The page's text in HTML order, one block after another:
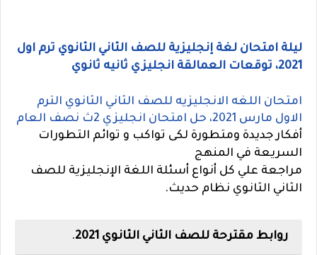
ليلة امتحان لغة إنجليزية للصف الثاني الثانوي ترم اول
2021، توقعات العمالقة انجليزي ثانيه ثانوي
امتحان اللغه الانجليزيه للصف الثاني الثانوي الترم
الاول مارس 2021، حل امتحان انجليزي 2ث نصف العام
أفكار جديدة ومتطورة لكى تواكب و توائم التطورات
السريعة في المنهج
مراجعة علي كل أنواع أسئلة اللغة الإنجليزية للصف
الثاني الثانوي نظام حديث.
روابط مقترحة للصف الثاني الثانوي 2021 .